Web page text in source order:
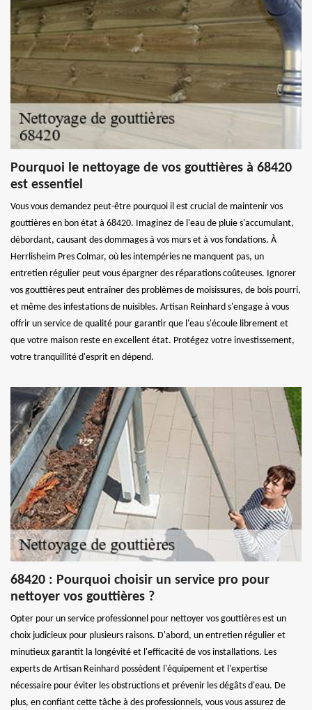
Pourquoi le nettoyage de vos gouttières à 68420
est essentiel
Vous vous demandez peut-être pourquoi il est crucial de maintenir vos
gouttières en bon état à 68420. Imaginez de l'eau de pluie s'accumulant,
débordant, causant des dommages à vos murs et à vos fondations. À
Herrlisheim Pres Colmar, où les intempéries ne manquent pas, un
entretien régulier peut vous épargner des réparations coûteuses. Ignorer
vos gouttières peut entraîner des problèmes de moisissures, de bois pourri,
et même des infestations de nuisibles. Artisan Reinhard s'engage à vous
offrir un service de qualité pour garantir que l'eau s'écoule librement et
que votre maison reste en excellent état. Protégez votre investissement,
votre tranquillité d'esprit en dépend.
68420 : Pourquoi choisir un service pro pour
nettoyer vos gouttières ?
Opter pour un service professionnel pour nettoyer vos gouttières est un
choix judicieux pour plusieurs raisons. D'abord, un entretien régulier et
minutieux garantit la longévité et l'efficacité de vos installations. Les
experts de Artisan Reinhard possèdent l'équipement et l'expertise
nécessaire pour éviter les obstructions et prévenir les dégâts d'eau. De
plus, en confiant cette tâche à des professionnels, vous vous assurez de